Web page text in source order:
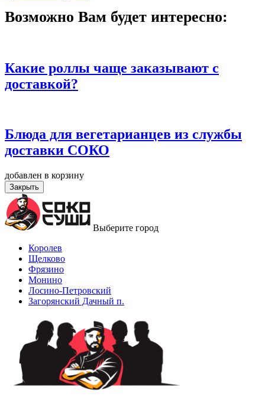
Возможно Вам будет интересно:
Какие роллы чаще заказывают с
доставкой?
Блюда для вегетарианцев из службы
доставки СОКО
добавлен в корзину
Закрыть
Выберите город
Королев
Щелково
Фрязино
Монино
Лосино-Петровский
Загорянский Дачный п.